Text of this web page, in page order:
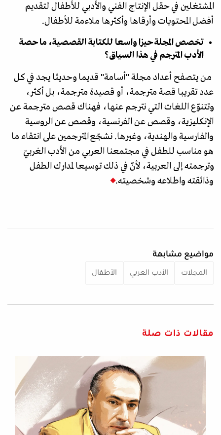
المشتغلين في حقل الإنتاج الفني والأدبي للأطفال لتقديم
أفضل المحتويات وأرقاها وأكثرها ملاءمة للأطفال.
تخصص المجلة حيزا واسعا للكتابة القصصية، ما حصة
الأدب المترجم في هذا السياق؟
من يتصفح أعداد مجلة "أسامة" قديما وحديثا يجد في كل
عدد تقريبا قصة مترجمة، أو قصيدة مترجمة، بل أكثر،
وتتنوّع اللغات التي نترجم عنها، فهناك قصص مترجمة عن
الإنكليزية، وقصص عن الفرنسية، وقصص عن الروسية
والفارسية والهندية، وغيرها. نشجّع المترجمين على انتقاء ما
هو مناسب للطفل في مجتمعنا العربي من الأدب الغربيّ
وترجمته إلى العربية، لأنّ في ذلك توسيعا لمدارك الطفل
وذائقته واطلاعه وشخصيته.
مواضيع مشابهة
المجلات الأدب العربي الأطفال
مقالات ذات صلة